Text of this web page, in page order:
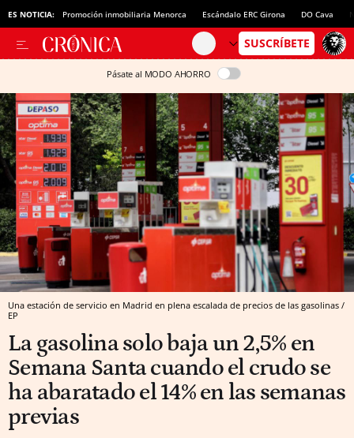
ES NOTICIA: Promoción inmobiliaria Menorca Escándalo ERC Girona DO Cava
Pásate al MODO AHORRO
Una estación de servicio en Madrid en plena escalada de precios de las gasolinas /
EP
La gasolina solo baja un 2,5% en
Semana Santa cuando el crudo se
ha abaratado el 14% en las semanas
previas